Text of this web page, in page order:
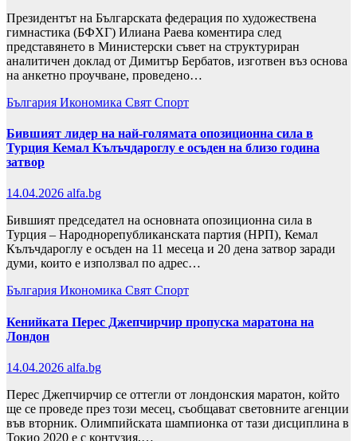
Президентът на Българската федерация по художествена
гимнастика (БФХГ) Илиана Раева коментира след
представянето в Министерски съвет на структуриран
аналитичен доклад от Димитър Бербатов, изготвен въз основа
на анкетно проучване, проведено…
България Икономика Свят Спорт
Бившият лидер на най-голямата опозиционна сила в
Турция Кемал Кълъчдароглу е осъден на близо година
затвор
14.04.2026 alfa.bg
Бившият председател на основната опозиционна сила в
Турция – Народнорепубликанската партия (НРП), Кемал
Кълъчдароглу е осъден на 11 месеца и 20 дена затвор заради
думи, които е използвал по адрес…
България Икономика Свят Спорт
Кенийката Перес Джепчирчир пропуска маратона на
Лондон
14.04.2026 alfa.bg
Перес Джепчирчир се оттегли от лондонския маратон, който
ще се проведе през този месец, съобщават световните агенции
във вторник. Олимпийската шампионка от тази дисциплина в
Токио 2020 е с контузия,…